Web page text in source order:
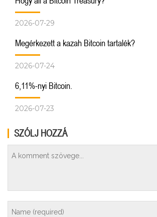
2026-07-29
Megérkezett a kazah Bitcoin tartalék?
2026-07-24
6,11%-nyi Bitcoin.
2026-07-23
SZÓLJ HOZZÁ